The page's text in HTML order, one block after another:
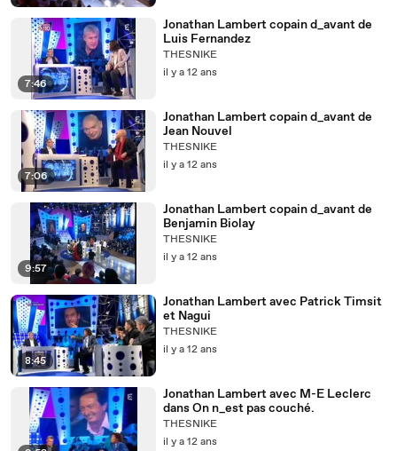
7:46
Jonathan Lambert copain d_avant de
Luis Fernandez
THESNIKE
il y a 12 ans
7:06
Jonathan Lambert copain d_avant de
Jean Nouvel
THESNIKE
il y a 12 ans
9:57
Jonathan Lambert copain d_avant de
Benjamin Biolay
THESNIKE
il y a 12 ans
8:45
Jonathan Lambert avec Patrick Timsit
et Nagui
THESNIKE
il y a 12 ans
Jonathan Lambert avec M-E Leclerc
dans On n_est pas couché.
THESNIKE
il y a 12 ans